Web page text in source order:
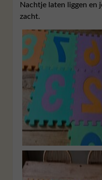
Nachtje laten liggen en
zacht.